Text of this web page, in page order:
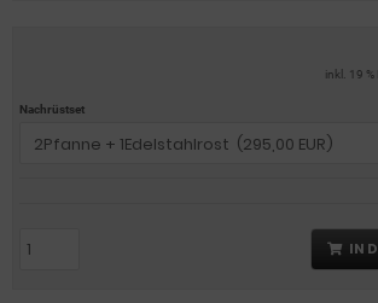
inkl. 19 %
Nachrüstset
IN